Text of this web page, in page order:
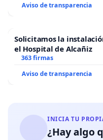
Aviso de transparencia
Solicitamos la
el Hospital de Alcañiz
363 firmas
Aviso de transparencia
INICIA TU
¿Hay algo